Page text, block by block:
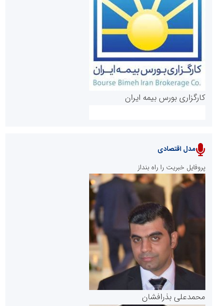
روابط عمومی خبرگزاری گزارش خبر
پایگاه خبری نهضت ملی مسکن
پایگاه خبری گفتمان یزد
کارگزاری بورس بیمه ایران
سازمان بورس و اوراق بهادار
مرجع اخبار موثق در بازارسرمایه
مدل اقتصادی
پروفایل خبریت را راه بنداز
محمدعلی بذرافشان